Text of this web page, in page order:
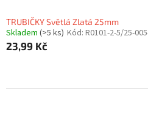
TRUBIČKY Světlá Zlatá 25mm
Skladem (>5 ks) Kód: R0101-2-5/25-
23,99 Kč